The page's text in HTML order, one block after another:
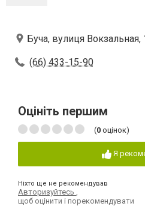
Буча, вулиця Вокзальная,
(66) 433-15-90
Оцініть першим
(0 оцінок)
Я
Ніхто ще не рекомендував
Авторизуйтесь
щоб оцінити і порекомендувати